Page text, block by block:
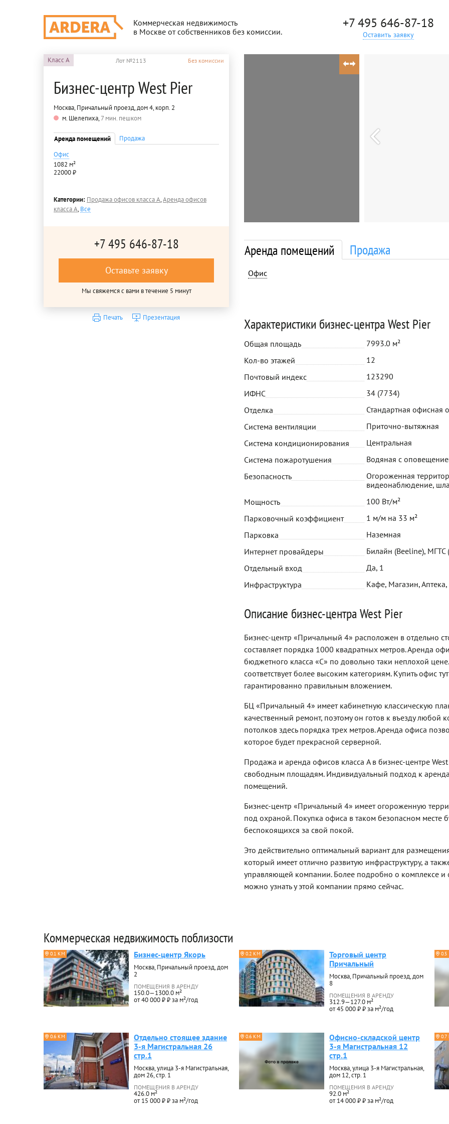
Коммерческая недвижимость
в Москве от собственников без комиссии.
+7 495 646-87-18
Оставить заявку
Класс A Лот №2113 Без комиссии
Бизнес-центр West Pier
Москва, Причальный проезд, дом 4, корп. 2
м. Шелепиха,7 мин. пешком
Аренда помещений
Продажа
Офис
1082 м²
22000 ₽
Категории: Продажа офисов класса A,Аренда офисов
класса A,Все
+7 495 646-87-18
Оставьте заявку
Мы свяжемся с вами в течение 5 минут
Печать Презентация
Аренда помещений Продажа
Офис
Характеристики бизнес-центра West Pier
Общая площадь
7993.0 м²
Кол-во этажей
12
Почтовый индекс
123290
ИФНС
34 (7734)
Отделка
Стандартная офисная
Система вентиляции
Приточно-вытяжная
Система кондиционирования
Центральная
Система пожаротушения
Водяная с
Безопасность
Огороженная
видеонаблюдение,
Мощность
100 Вт/м²
Парковочный коэффициент
1 м/м на 33 м²
Парковка
Наземная
Интернет провайдеры
Билайн (Beeline), МГТС
Отдельный вход
Да, 1
Инфраструктура
Кафе, Магазин,
Описание бизнес-центра West Pier
Бизнес-центр «Причальный 4» расположен в отдельно
составляет порядка 1000 квадратных метров. Аренда
бюджетного класса «С» по довольно таки неплохой
соответствует более высоким категориям. Купить офис
гарантированно правильным вложением.
БЦ «Причальный 4» имеет кабинетную классическую
качественный ремонт, поэтому он готов к въезду любой
потолков здесь порядка трех метров. Аренда офиса
которое будет прекрасной серверной.
Продажа и аренда офисов класса A в бизнес-центре
свободным площадям. Индивидуальный подход к
помещений.
Бизнес-центр «Причальный 4» имеет огороженную
под охраной. Покупка офиса в таком безопасном месте
беспокоящихся за свой покой.
Это действительно оптимальный вариант для
который имеет отлично развитую инфраструктуру, а
управляющей компании. Более подробно о комплексе
можно узнать у этой компании прямо сейчас.
Коммерческая недвижимость поблизости
0.1 КМ Бизнес-центр Якорь
Москва, Причальный проезд, дом
2
ПОМЕЩЕНИЯ В АРЕНДУ
150.0—1300.0 м²
от 40 000 ₽ ₽ за м²/год
0.2 КМ
Торговый центр
Причальный
Москва, Причальный проезд, дом
8
ПОМЕЩЕНИЯ В АРЕНДУ
312.9—127.0 м²
от 45 000 ₽ ₽ за м²/год
0.6 КМ
Отдельно стоящее здание
3-я Магистральная 26
стр.1
Москва, улица 3-я Магистральная,
дом 26, стр. 1
ПОМЕЩЕНИЯ В АРЕНДУ
426.0 м²
от 15 000 ₽ ₽ за м²/год
0.6 КМ
Офисно-складской центр
3-я Магистральная 12
стр.1
Москва, улица 3-я Магистральная,
дом 12, стр. 1
ПОМЕЩЕНИЯ В АРЕНДУ
92.0 м²
от 14 000 ₽ ₽ за м²/год